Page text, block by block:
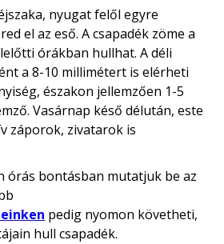
nyugat felől egyre
el az eső. A csapadék zöme a
órákban hullhat. A déli
a 8-10 millimétert is elérheti
északon jellemzően 1-5
Vasárnap késő délután, este
záporok, zivatarok is
órás bontásban mutatjuk be az
pedig nyomon követheti,
hull csapadék.